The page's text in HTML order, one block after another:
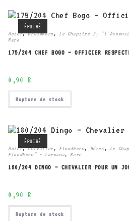
ÉPUISÉ
Acier,Dreamborn , Le Chapitre 2,
Rare
175/204 CHEF BOGO – OFFICIER
0,90 €
Rupture de stock
ÉPUISÉ
Acier,Chevalier , Floodborn, Héros , Le
Floodborn" - Lorcana, Rare
180/204 DINGO – CHEVALIER POUR UN
0,90 €
Rupture de stock